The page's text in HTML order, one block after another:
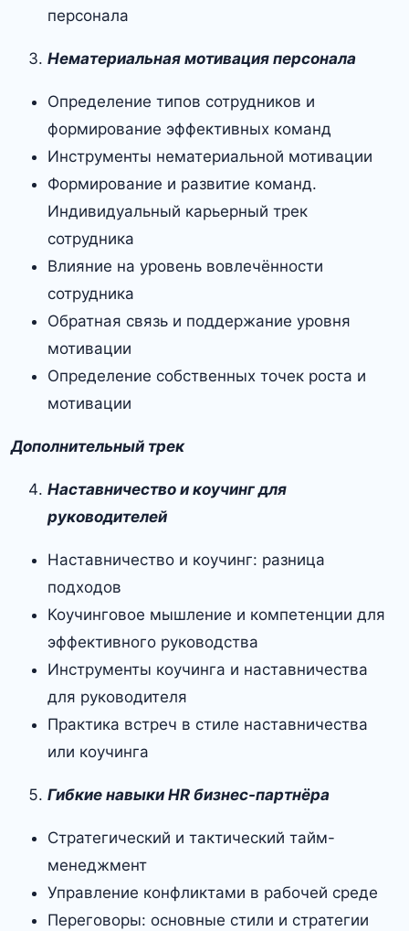
персонала
Нематериальная мотивация персонала
Определение типов сотрудников и
формирование эффективных команд
Инструменты нематериальной мотивации
Формирование и развитие команд.
Индивидуальный карьерный трек
сотрудника
Влияние на уровень вовлечённости
сотрудника
Обратная связь и поддержание уровня
мотивации
Определение собственных точек роста и
мотивации
Дополнительный трек
Наставничество и коучинг для
руководителей
Наставничество и коучинг: разница
подходов
Коучинговое мышление и компетенции для
эффективного руководства
Инструменты коучинга и наставничества
для руководителя
Практика встреч в стиле наставничества
или коучинга
Гибкие навыки HR бизнес-партнёра
Стратегический и тактический тайм-
менеджмент
Управление конфликтами в рабочей среде
Переговоры: основные стили и стратегии